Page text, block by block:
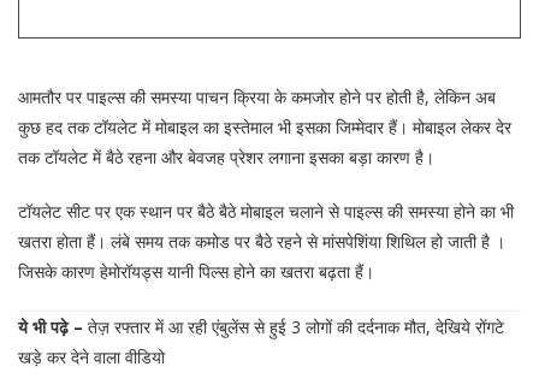
आमतौर पर पाइल्स की समस्या पाचन क्रिया के कमजोर होने पर होती है, लेकिन अब
कुछ हद तक टॉयलेट में मोबाइल का इस्तेमाल भी इसका जिम्मेदार हैं। मोबाइल लेकर देर
तक टॉयलेट में बैठे रहना और बेवजह प्रेशर लगाना इसका बड़ा कारण है।
टॉयलेट सीट पर एक स्थान पर बैठे बैठे मोबाइल चलाने से पाइल्स की समस्या होने का भी
खतरा होता हैं। लंबे समय तक कमोड पर बैठे रहने से मांसपेशिंया शिथिल हो जाती है ।
जिसके कारण हेमोरॉयड्स यानी पिल्स होने का खतरा बढ़ता हैं।
ये भी पढ़े – तेज़ रफ्तार में आ रही एंबुलेंस से हुई 3 लोगों की दर्दनाक मौत, देखिये रोंगटे
खड़े कर देने वाला वीडियो